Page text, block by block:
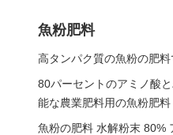
魚粉肥料
高タンパク質の魚粉の肥
80パーセントのアミノ酸
能な農業肥料用の魚粉肥料
魚粉の肥料 水解粉末 80%